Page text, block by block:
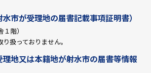
市が受理地の届書記載事項証明書）
階）
扱っておりません。
地又は本籍地が射水市の届書等情報